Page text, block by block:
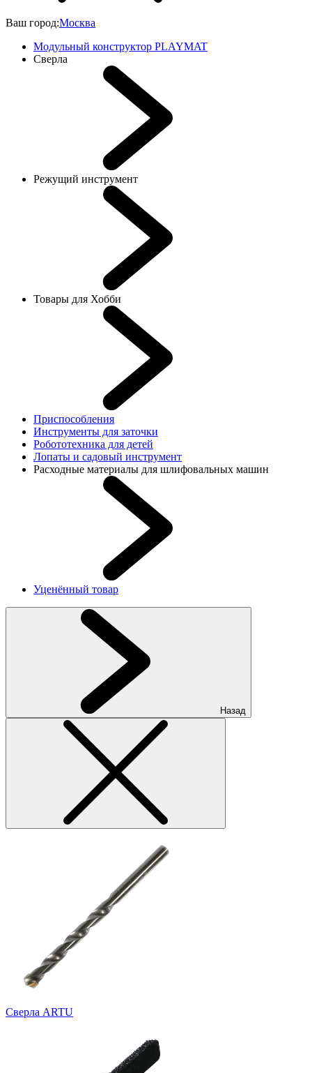
Ваш город:Москва
Модульный конструктор PLAYMAT
Сверла
Режущий инструмент
Товары для Хобби
Приспособления
Инструменты для заточки
Робототехника для детей
Лопаты и садовый инструмент
Расходные материалы для шлифовальных машин
Уценённый товар
Назад
Cверла ARTU